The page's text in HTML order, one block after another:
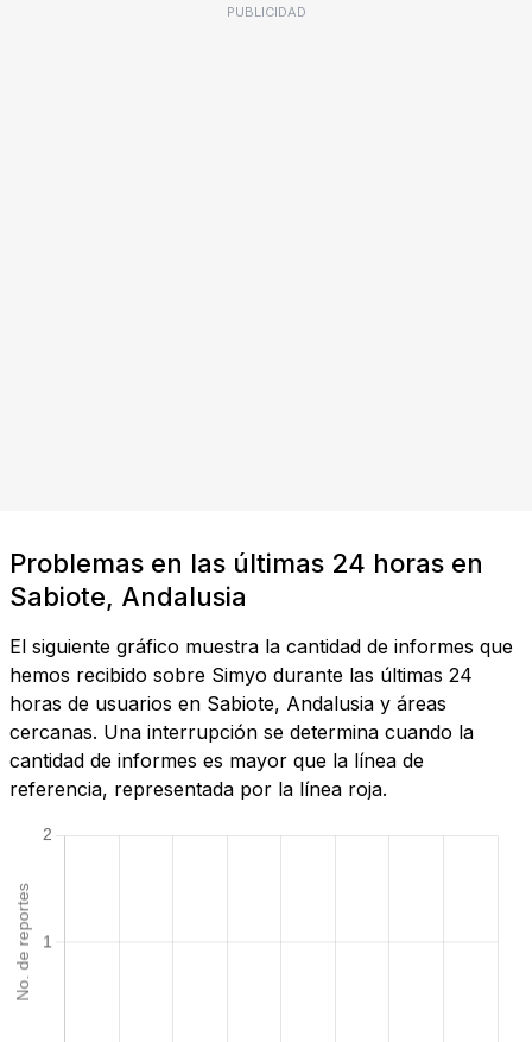
PUBLICIDAD
Problemas en las últimas 24 horas en
Sabiote, Andalusia
El siguiente gráfico muestra la cantidad de informes que
hemos recibido sobre Simyo durante las últimas 24
horas de usuarios en Sabiote, Andalusia y áreas
cercanas. Una interrupción se determina cuando la
cantidad de informes es mayor que la línea de
referencia, representada por la línea roja.